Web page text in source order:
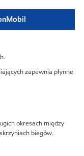
zapewnia płynne
okresach między
biegów.